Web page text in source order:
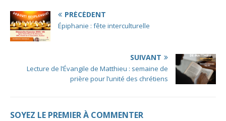
PRÉCÉDENT
Épiphanie : fête interculturelle
SUIVANT
Lecture de l’Évangile de Matthieu : semaine de
prière pour l’unité des chrétiens
SOYEZ LE PREMIER À COMMENTER